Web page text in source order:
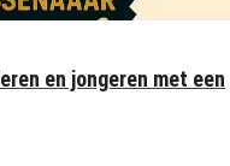
en jongeren met een